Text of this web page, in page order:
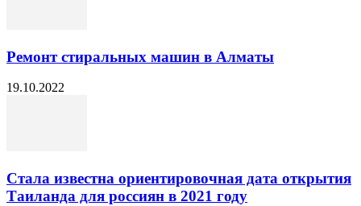
Ремонт стиральных машин в Алматы
19.10.2022
Стала известна ориентировочная дата открытия
Таиланда для россиян в 2021 году